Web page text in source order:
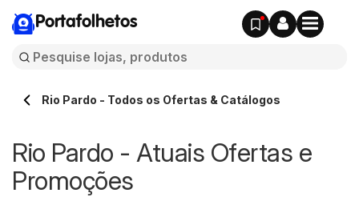
Portafolhetos
Rio Pardo - Todos os Ofertas & Catálogos
Rio Pardo - Atuais Ofertas e
Promoções